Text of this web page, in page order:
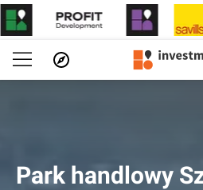
Park handlowy